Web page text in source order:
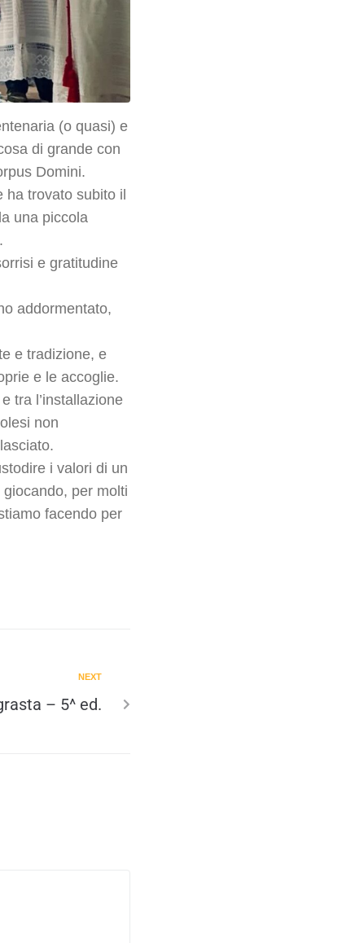
(o quasi) e
di grande con
Domini.
trovato subito il
una piccola
e gratitudine
addormentato,
e tradizione, e
e le accoglie.
tra l’installazione
non
i valori di un
per molti
facendo per
NEXT
– 5^ ed.